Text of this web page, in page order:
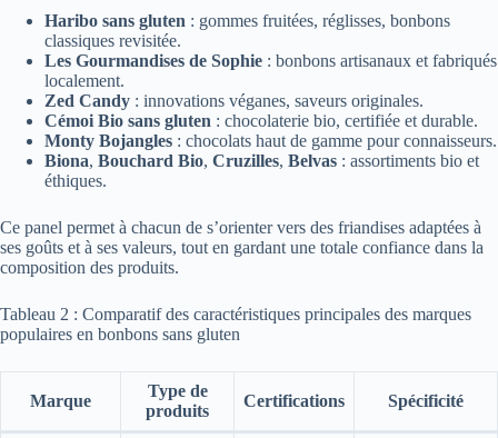
Haribo sans gluten : gommes fruitées, réglisses, bonbons
classiques revisitée.
Les Gourmandises de Sophie : bonbons artisanaux et fabriqués
localement.
Zed Candy : innovations véganes, saveurs originales.
Cémoi Bio sans gluten : chocolaterie bio, certifiée et durable.
Monty Bojangles : chocolats haut de gamme pour connaisseurs.
Biona, Bouchard Bio, Cruzilles, Belvas : assortiments bio et
éthiques.
Ce panel permet à chacun de s’orienter vers des friandises adaptées à
ses goûts et à ses valeurs, tout en gardant une totale confiance dans la
composition des produits.
Tableau 2 : Comparatif des caractéristiques principales des marques
populaires en bonbons sans gluten
Marque
Type de
produits
Certifications Spécificité